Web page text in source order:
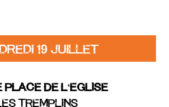
19 JUILLET
PLACE DE L‘EGLISE
TREMPLINS